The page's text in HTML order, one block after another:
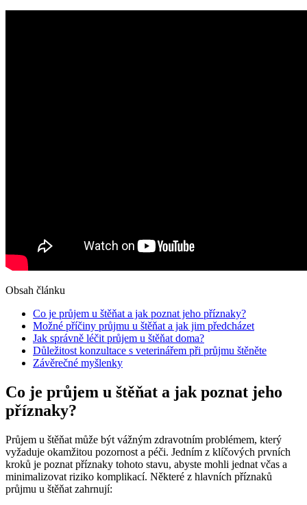
Obsah článku
Co je průjem u štěňat a jak poznat jeho příznaky?
Možné příčiny průjmu u štěňat a jak jim předcházet
Jak správně léčit průjem u štěňat doma?
Důležitost konzultace s veterinářem při průjmu štěněte
Závěrečné myšlenky
Co je průjem u štěňat a jak poznat jeho
příznaky?
Průjem u štěňat může být vážným zdravotním problémem, který
vyžaduje okamžitou pozornost a péči. Jedním z klíčových prvních
kroků je poznat příznaky tohoto stavu, abyste mohli jednat včas a
minimalizovat riziko komplikací. Některé z hlavních příznaků
průjmu u štěňat zahrnují: